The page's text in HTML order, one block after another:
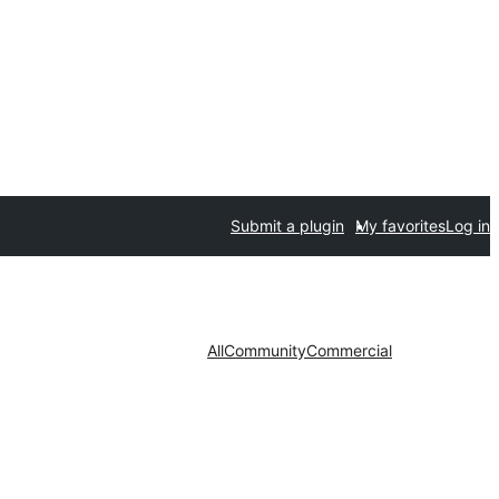
Submit a plugin My favoritesLog in
AllCommunityCommercial